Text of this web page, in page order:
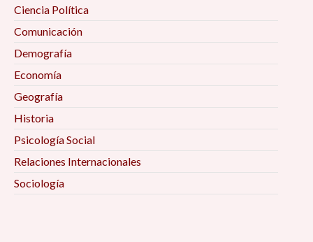
Ciencia Política
Comunicación
Demografía
Economía
Geografía
Historia
Psicología Social
Relaciones Internacionales
Sociología